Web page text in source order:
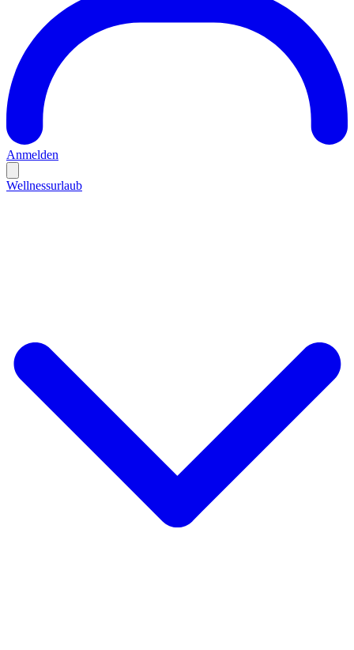
Anmelden
Wellnessurlaub